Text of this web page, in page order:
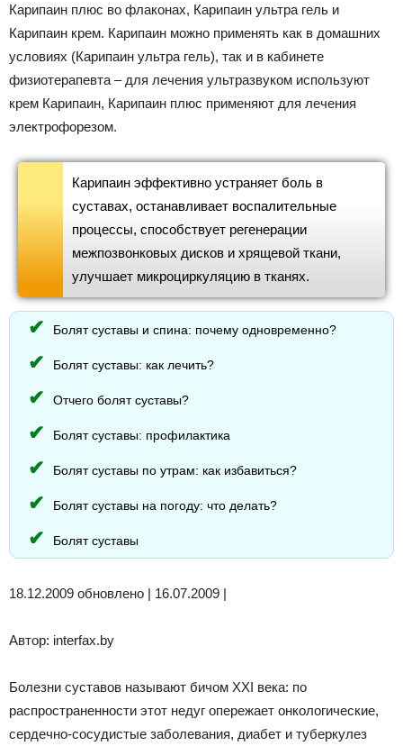
Карипаин плюс во флаконах, Карипаин ультра гель и
Карипаин крем. Карипаин можно применять как в домашних
условиях (Карипаин ультра гель), так и в кабинете
физиотерапевта – для лечения ультразвуком используют
крем Карипаин, Карипаин плюс применяют для лечения
электрофорезом.
Карипаин эффективно устраняет боль в
суставах, останавливает воспалительные
процессы, способствует регенерации
межпозвонковых дисков и хрящевой ткани,
улучшает микроциркуляцию в тканях.
Болят суставы и спина: почему одновременно?
Болят суставы: как лечить?
Отчего болят суставы?
Болят суставы: профилактика
Болят суставы по утрам: как избавиться?
Болят суставы на погоду: что делать?
Болят суставы
18.12.2009 обновлено | 16.07.2009 |
Автор: interfax.by
Болезни суставов называют бичом XXI века: по
распространенности этот недуг опережает онкологические,
сердечно-сосудистые заболевания, диабет и туберкулез